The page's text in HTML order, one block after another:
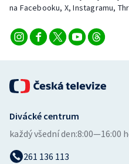
na Facebooku, X, Instagramu,
Divácké centrum
každý všední den:8:00—16:00
261 136 113